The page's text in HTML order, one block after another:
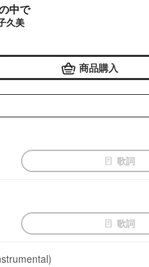
中で
久美
商品購入
歌詞
歌詞